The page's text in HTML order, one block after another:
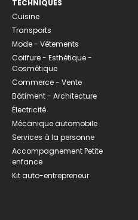
TECHNIQUES
Cuisine
Transports
Mode - Vêtements
Coiffure - Esthétique -
Cosmétique
Commerce - Vente
Bâtiment - Architecture
Électricité
Mécanique automobile
Services à la personne
Accompagnement Petite
enfance
Kit auto-entrepreneur